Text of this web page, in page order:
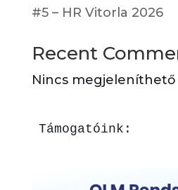
#5 – HR Vitorla 2026
Recent
Nincs megjeleníthető
Támogatóink: